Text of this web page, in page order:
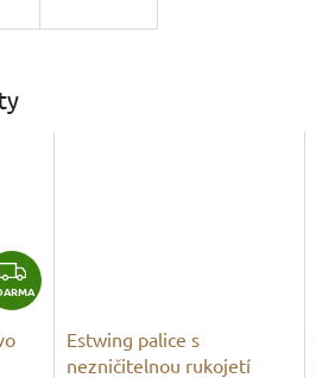
Z
D
Estwing palice s
nezničitelnou rukojetí